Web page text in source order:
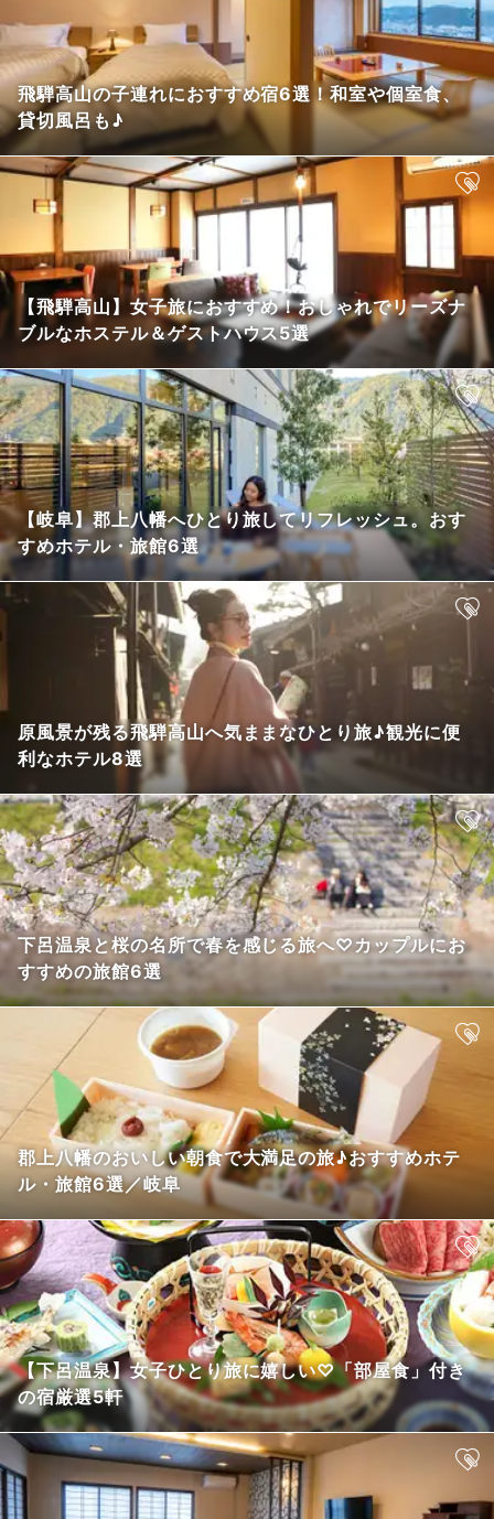
飛騨高山の子連れにおすすめ宿6選！和室や個室食、
貸切風呂も♪
【飛騨高山】女子旅におすすめ！おしゃれでリーズナ
ブルなホステル＆ゲストハウス5選
【岐阜】郡上八幡へひとり旅してリフレッシュ。おす
すめホテル・旅館6選
原風景が残る飛騨高山へ気ままなひとり旅♪観光に便
利なホテル8選
下呂温泉と桜の名所で春を感じる旅へ♡カップルにお
すすめの旅館6選
郡上八幡のおいしい朝食で大満足の旅♪おすすめホテ
ル・旅館6選／岐阜
【下呂温泉】女子ひとり旅に嬉しい♡「部屋食」付き
の宿厳選5軒